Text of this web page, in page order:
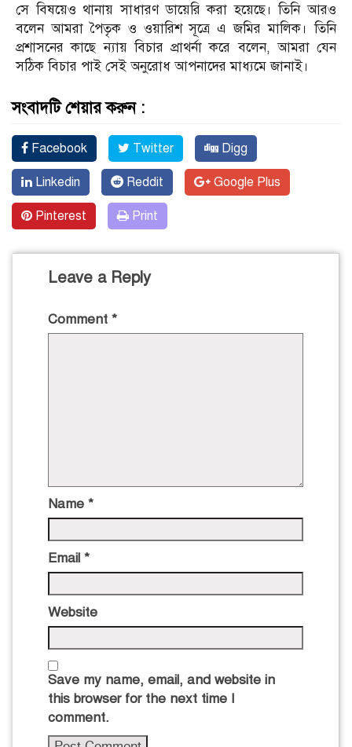
সে বিষয়েও থানায় সাধারণ ডায়েরি করা হয়েছে। তিনি আরও
বলেন আমরা পৈতৃক ও ওয়ারিশ সূত্রে এ জমির মালিক। তিনি
প্রশাসনের কাছে ন্যায় বিচার প্রাথর্না করে বলেন, আমরা যেন
সঠিক বিচার পাই সেই অনুরোধ আপনাদের মাধ্যমে জানাই।
সংবাদটি শেয়ার করুন :
Facebook Twitter Digg
Linkedin Reddit Google Plus
Pinterest Print
Leave a Reply
Comment *
Name *
Email *
Website
Save my name, email, and website in
this browser for the next time I
comment.